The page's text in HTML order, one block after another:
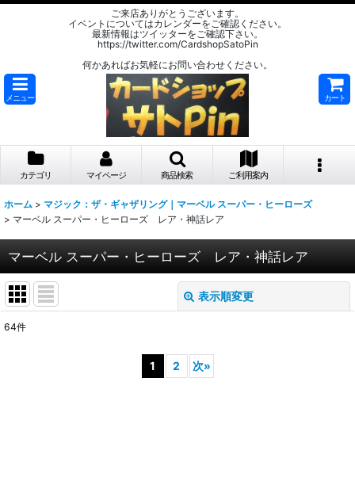
ご来店ありがとうございます。
イベントについてはカレンダーをご確認ください。
最新情報はツイッターをご確認下さい。
https://twitter.com/CardshopSatoPin
何かあればお気軽にお問い合わせください。
メニュー カート
カテゴリ マイページ 商品検索 ご利用案内
ホーム > マジック：ザ・ギャザリング｜マーベル スーパー・ヒーローズ
> マーベル スーパー・ヒーローズ レア・神話レア
マーベル スーパー・ヒーローズ レア・神話レア
表示順変更
64件
1 2 次»